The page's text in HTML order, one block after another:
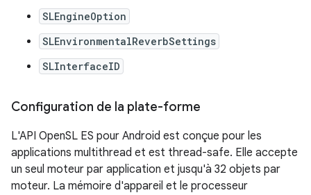
SLEngineOption
SLEnvironmentalReverbSettings
SLInterfaceID
Configuration de la plate-forme
L'API OpenSL ES pour Android est conçue pour les
applications multithread et est thread-safe. Elle accepte
un seul moteur par application et jusqu'à 32 objets par
moteur. La mémoire d'appareil et le processeur